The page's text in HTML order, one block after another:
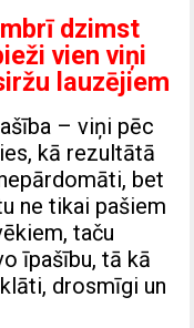
dzimst
vien viņi
lauzējiem
– viņi pēc
kā rezultātā
bet
ne tikai pašiem
taču
īpašību, tā kā
drosmīgi un